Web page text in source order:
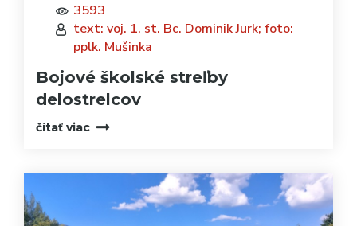
3593
text: voj. 1. st. Bc. Dominik Jurk; foto:
pplk. Mušinka
Bojové školské streľby
delostrelcov
čítať viac